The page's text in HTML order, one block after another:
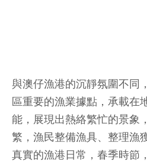
與澳仔漁港的沉靜氛圍不同
區重要的漁業據點，承載在
能，展現出熱絡繁忙的景象
繁，漁民整備漁具、整理漁
真實的漁港日常，春季時節